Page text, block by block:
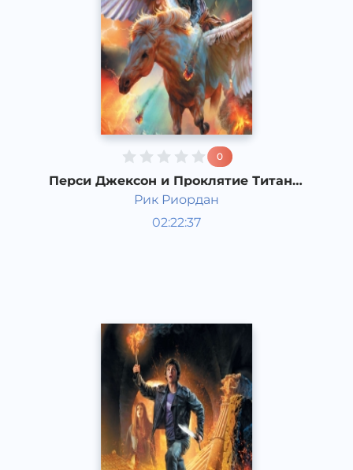
0
Перси Джексон и Проклятие Титана.
4 часть
Рик Риордан
02:22:37
Мировая литература